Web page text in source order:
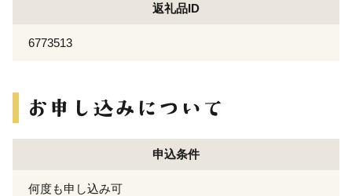
返礼品ID
6773513
申込条件
何度も申し込み可